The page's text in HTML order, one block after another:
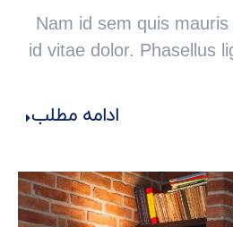
Nam id sem quis
id vitae dolor. Phasellus
ادامه مطلب